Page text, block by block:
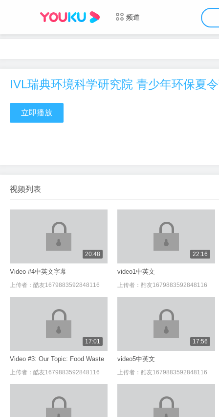
频道
立即播放
视频列表
20:48
Video #4中英文字幕
上传者： 酷友1679883592848116
22:16
video1中英文
上传者： 酷友1679883592848116
17:01
Video #3: Our Topic: Food Waste
上传者： 酷友1679883592848116
17:56
video5中英文
上传者： 酷友1679883592848116